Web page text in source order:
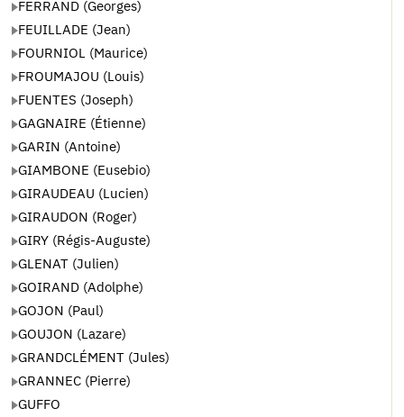
FERRAND (Georges)
FEUILLADE (Jean)
FOURNIOL (Maurice)
FROUMAJOU (Louis)
FUENTES (Joseph)
GAGNAIRE (Étienne)
GARIN (Antoine)
GIAMBONE (Eusebio)
GIRAUDEAU (Lucien)
GIRAUDON (Roger)
GIRY (Régis-Auguste)
GLENAT (Julien)
GOIRAND (Adolphe)
GOJON (Paul)
GOUJON (Lazare)
GRANDCLÉMENT (Jules)
GRANNEC (Pierre)
GUFFO